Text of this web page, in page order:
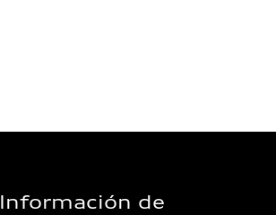
Información de